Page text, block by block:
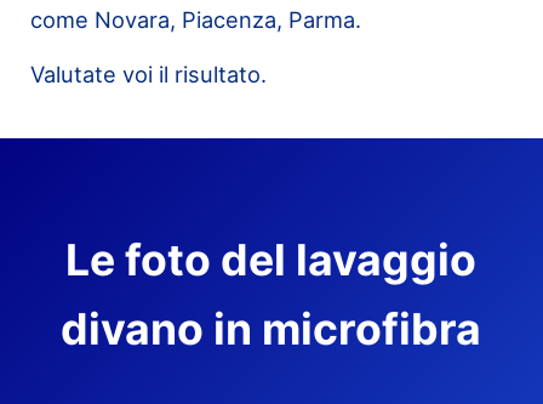
come Novara, Piacenza, Parma.
Valutate voi il risultato.
Le foto del lavaggio
divano in microfibra